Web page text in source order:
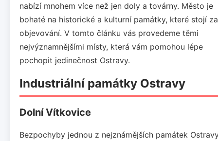
nabízí mnohem více než jen doly a továrny. Město je
bohaté na historické a kulturní památky, které stojí za
objevování. V tomto článku vás provedeme těmi
nejvýznamnějšími místy, která vám pomohou lépe
pochopit jedinečnost Ostravy.
Industriální památky Ostravy
Dolní Vítkovice
Bezpochyby jednou z nejznámějších památek